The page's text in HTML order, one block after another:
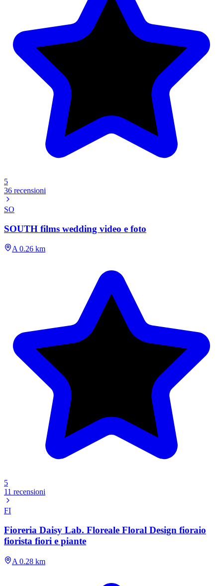
5
36 recensioni
SO
SOUTH films wedding video e foto
A 0.26 km
5
11 recensioni
FI
Fioreria Daisy Lab. Floreale Floral Design fioraio
fiorista fiori e piante
A 0.28 km